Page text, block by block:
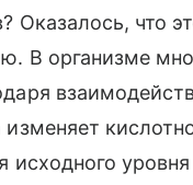
Оказалось, что
В организме
исходного